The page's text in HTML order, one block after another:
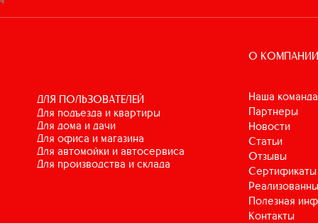
ДЛЯ ПОЛЬЗОВАТЕЛЕЙ
для подъезда и квартиры
для дома и дачи
для офиса и магазина
для автомойки и автосервиса
для производства и склада
О КОМПАНИИ
Наша команда
Партнеры
Новости
Статьи
Отзывы
Сертификаты
Полезная
Контакты